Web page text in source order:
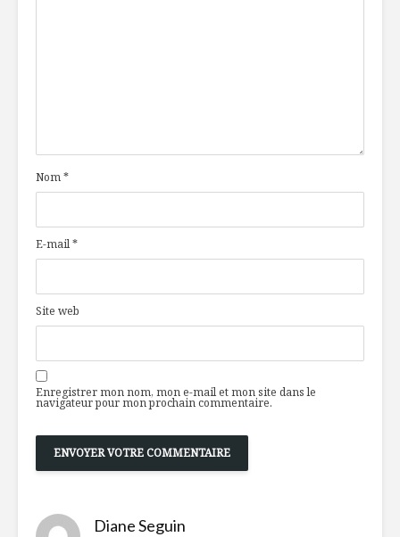
Nom*
E-mail*
Site web
Enregistrer mon nom, mon e-mail et mon site dans le
navigateur pour mon prochain commentaire.
Diane Seguin